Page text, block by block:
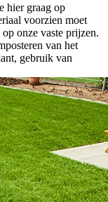
hier graag op
voorzien moet
onze vaste prijzen.
van het
gebruik van